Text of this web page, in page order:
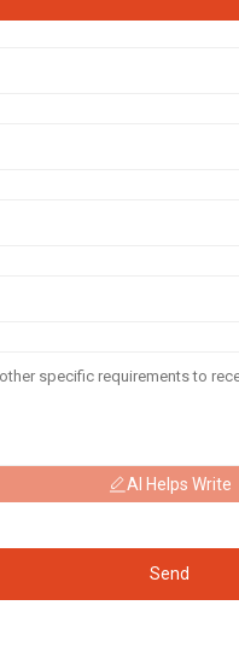
AI Helps Write
Send